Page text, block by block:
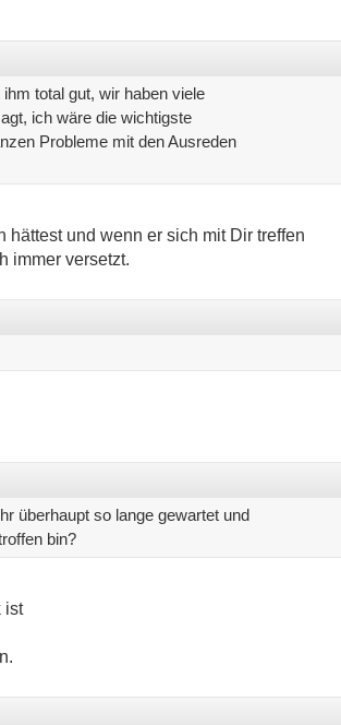
total gut, wir haben viele
ich wäre die wichtigste
Probleme mit den Ausreden
und wenn er sich mit Dir treffen
immer versetzt.
überhaupt so lange gewartet und
bin?
ist